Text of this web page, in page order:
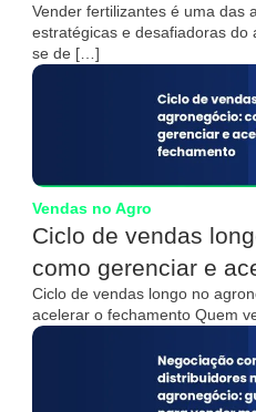
Vender fertilizantes é uma das
estratégicas e desafiadoras do
se de […]
Vendas no Agro
Ciclo de vendas
como gerenciar e
Ciclo de vendas longo no
acelerar o fechamento Quem